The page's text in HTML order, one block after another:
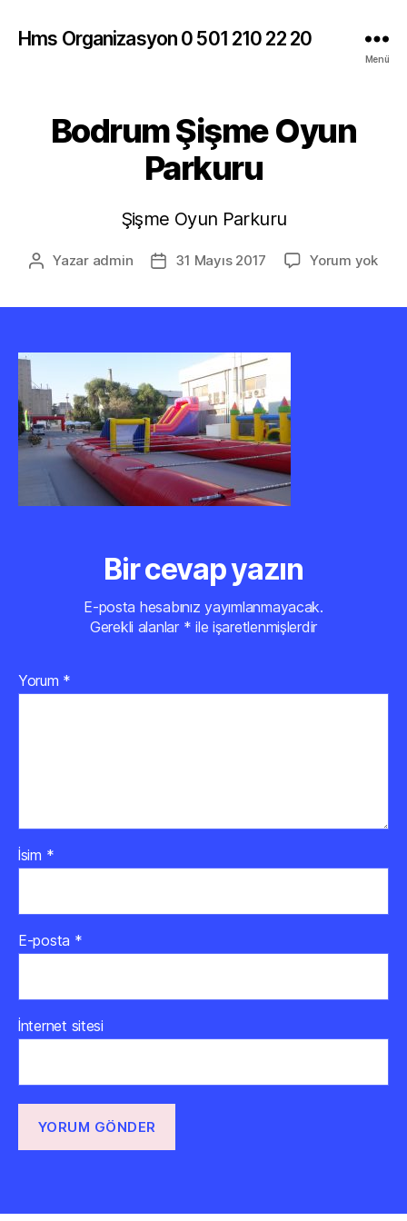
Hms Organizasyon 0 501 210 22 20
Menü
Bodrum Şişme Oyun
Parkuru
Şişme Oyun Parkuru
Yazının
Yazar admin
Yazı31 Mayıs 2017 Yorum yok
Bir cevap yazın
E-posta hesabınız yayımlanmayacak.
Gerekli alanlar * ile işaretlenmişlerdir
Yorum *
İsim *
E-posta *
İnternet sitesi